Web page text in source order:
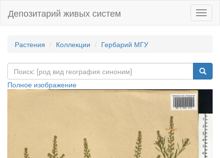
Депозитарий живых систем
Растения Коллекции Гербарий МГУ
Полное изображение